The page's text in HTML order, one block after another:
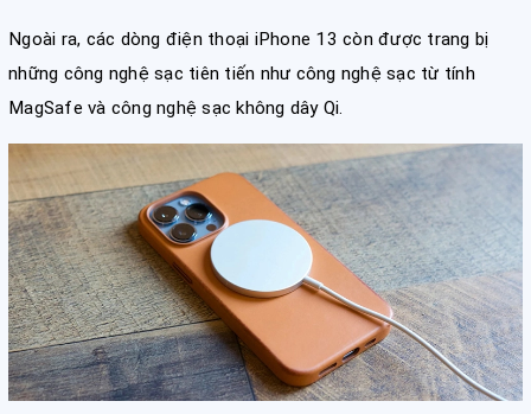
Ngoài ra, các dòng điện thoại iPhone 13 còn được trang bị
những công nghệ sạc tiên tiến như công nghệ sạc từ tính
MagSafe và công nghệ sạc không dây Qi.